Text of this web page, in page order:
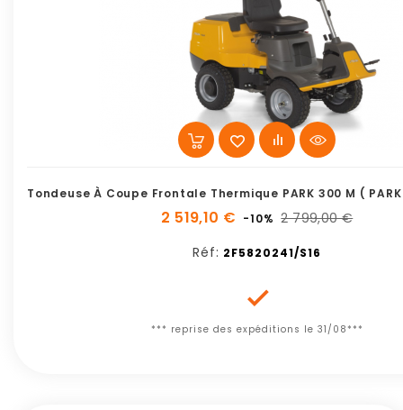
Tondeuse À Coupe Frontale Thermique PARK 300 M (
2 519,10 € -10% 2 799,00 €
Réf: 2F5820241/S16

*** reprise des expéditions le 31/08***